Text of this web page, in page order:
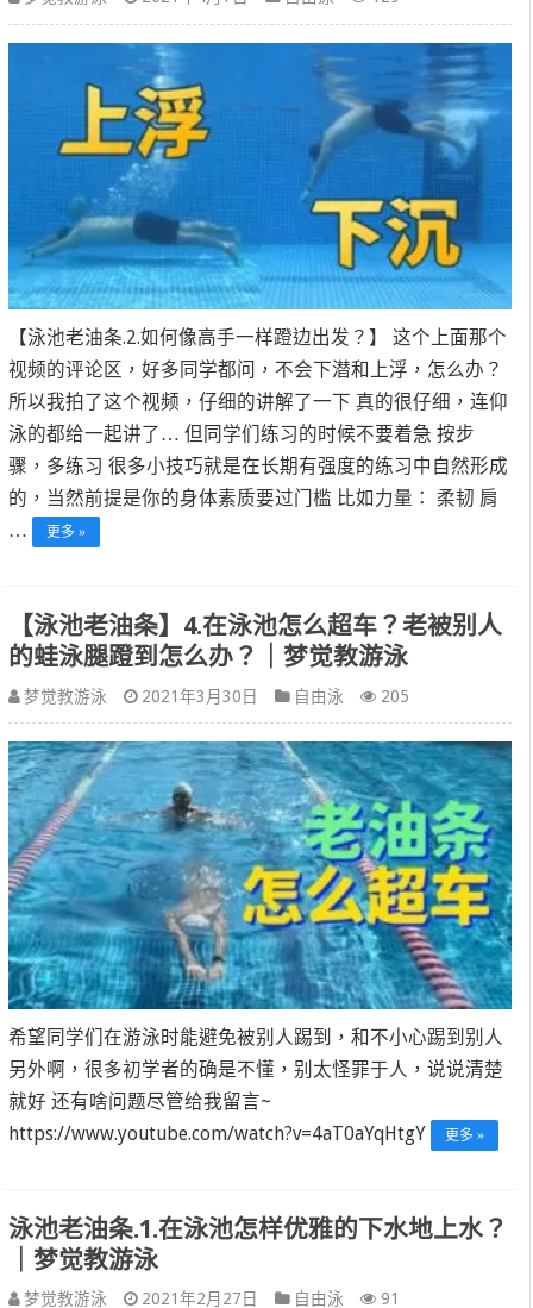
【泳池老油条.2.如何像高手一样蹬边出发？】 这个上面那个
视频的评论区，好多同学都问，不会下潜和上浮，怎么办？
所以我拍了这个视频，仔细的讲解了一下 真的很仔细，连仰
泳的都给一起讲了… 但同学们练习的时候不要着急 按步
骤，多练习 很多小技巧就是在长期有强度的练习中自然形成
的，当然前提是你的身体素质要过门槛 比如力量： 柔韧 肩
…
更多 »
【泳池老油条】4.在泳池怎么超车？老被别人
的蛙泳腿蹬到怎么办？｜梦觉教游泳
梦觉教游泳 2021年3月30日 自由泳 205
希望同学们在游泳时能避免被别人踢到，和不小心踢到别人
另外啊，很多初学者的确是不懂，别太怪罪于人，说说清楚
就好 还有啥问题尽管给我留言~
https://www.youtube.com/watch?v=4aT0aYqHtgY
更多 »
泳池老油条.1.在泳池怎样优雅的下水地上水？
｜梦觉教游泳
梦觉教游泳 2021年2月27日 自由泳 91